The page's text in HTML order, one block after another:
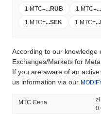
1 MTC=...RUB 1 MTC=...
1 MTC=...SEK 1 MTC=...
According to our
Exchanges/Markets for
If you are aware of an
us information via our
MTC Cena